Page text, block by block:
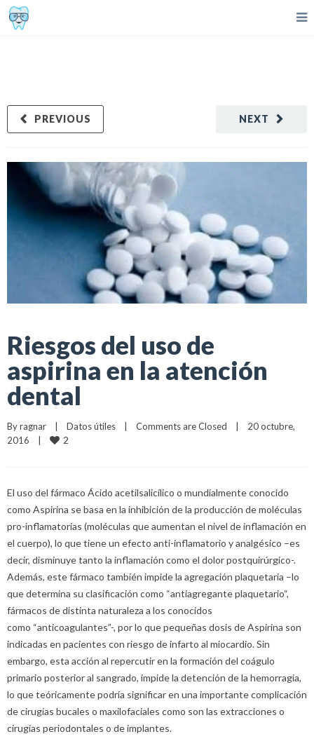
NEXT
PREVIOUS
Riesgos del uso de
aspirina en la atención
dental
By ragnar | Datos útiles | Comments are Closed |
20 octubre,
2016 | 2
El uso del fármaco Ácido acetilsalicílico o mundialmente conocido
como Aspirina se basa en la inhibición de la producción de moléculas
pro-inflamatorias (moléculas que aumentan el nivel de inflamación en
el cuerpo), lo que tiene un efecto anti-inflamatorio y analgésico –es
decir, disminuye tanto la inflamación como el dolor postquirúrgico-.
Además, este fármaco también impide la agregación plaquetaria –lo
que determina su clasificación como “antiagregante plaquetario“,
fármacos de distinta naturaleza a los conocidos
como “anticoagulantes”-, por lo que pequeñas dosis de Aspirina son
indicadas en pacientes con riesgo de infarto al miocardio. Sin
embargo, esta acción al repercutir en la formación del coágulo
primario posterior al sangrado, impide la detención de la hemorragia,
lo que teóricamente podría significar en una importante complicación
de cirugías bucales o maxilofaciales como son las extracciones o
cirugías periodontales o de implantes.